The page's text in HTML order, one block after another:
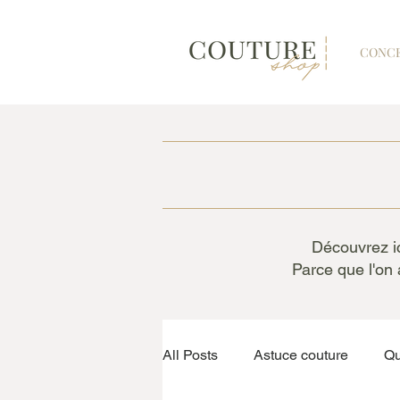
Découvrez
Parce que
All Posts Astuce couture